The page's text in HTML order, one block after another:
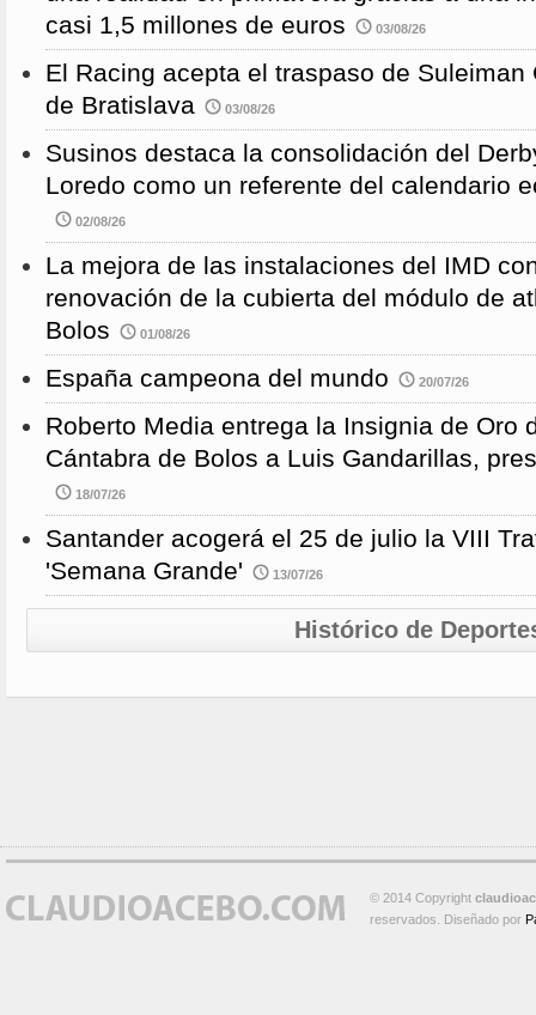
casi 1,5 millones de euros
03/08/26
El Racing acepta el traspaso de Suleiman
de Bratislava
03/08/26
Susinos destaca la consolidación del
Loredo como un referente del calendario
02/08/26
La mejora de las instalaciones del IMD
renovación de la cubierta del módulo de
Bolos
01/08/26
España campeona del mundo 20/07/26
Roberto Media entrega la Insignia de Oro
Cántabra de Bolos a Luis Gandarillas,
18/07/26
Santander acogerá el 25 de julio la VIII
'Semana Grande'
13/07/26
Histórico de
© 2014 Copyright
reservados. Diseñado por